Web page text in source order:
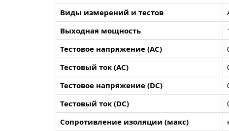
Виды измерений и тестов
Выходная мощность
Тестовое напряжение (AC)
Тестовый ток (AC)
Тестовое напряжение (DC)
Тестовый ток (DC)
Сопротивление изоляции (макс)